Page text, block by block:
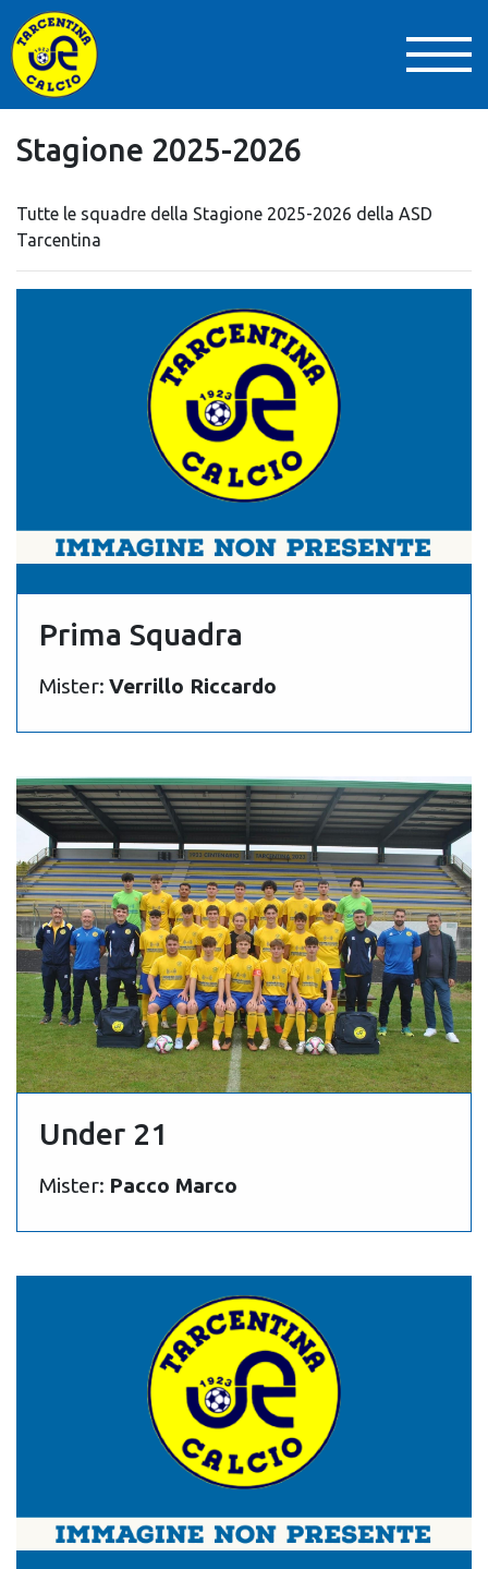
Stagione 2025-2026
Tutte le squadre della Stagione 2025-2026 della ASD
Tarcentina
Prima Squadra
Mister: Verrillo Riccardo
Under 21
Mister: Pacco Marco